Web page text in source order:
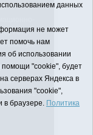
(627570,
ул.
32; 2-41-
данных
не может
помочь нам
об использовании
помощи "cookie", будет
серверах Яндекса в
"cookie",
в браузере. Политика